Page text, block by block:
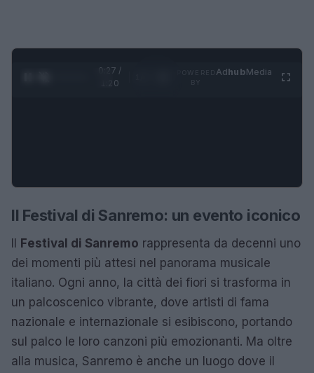
0:28 /
1:20
AdhubMedia
Il Festival di Sanremo: un evento iconico
Festival di Sanremo rappresenta da decenni uno
dei momenti più attesi nel panorama musicale
italiano. Ogni anno, la città dei fiori si trasforma in
un palcoscenico vibrante, dove artisti di fama
nazionale e internazionale si esibiscono, portando
sul palco le loro canzoni più emozionanti. Ma oltre
alla musica, Sanremo è anche un luogo dove il